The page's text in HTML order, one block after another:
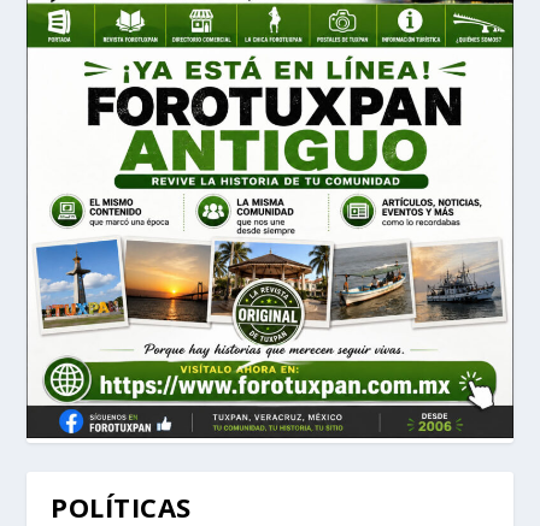
POLÍTICAS